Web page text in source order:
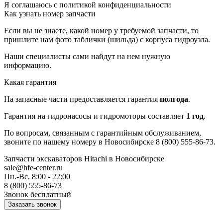
Я соглашаюсь с политикой конфиденциальности
Как узнать номер запчасти
Если вы не знаете, какой номер у требуемой запчасти, то
пришлите нам фото таблички (шильда) с корпуса гидроузла.
Наши специалисты сами найдут на нем нужную
информацию.
Какая гарантия
На запасные части предоставляется гарантия полгода.
Гарантия на гидронасосы и гидромоторы составляет 1 год.
По вопросам, связанным с гарантийным обслуживанием,
звоните по нашему номеру в Новосибирске 8 (800) 555-86-73.
Запчасти экскаваторов Hitachi в Новосибирске
sale@hfe-center.ru
Пн.-Вс. 8:00 - 22:00
8 (800) 555-86-73
Звонок бесплатный